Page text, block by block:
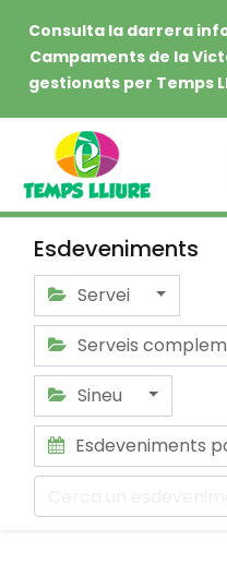
Consulta la darrera
Campaments de la
gestionats per Temps
Esdeveniments
Servei
Serveis
Sineu
Esdeveniments